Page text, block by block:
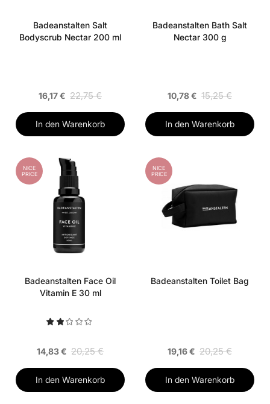
Badeanstalten Salt
Bodyscrub Nectar 200 ml
16,17 € 22,75 €
In den Warenkorb
Badeanstalten Bath Salt
Nectar 300 g
10,78 € 15,25 €
In den Warenkorb
NICE
PRICE
Badeanstalten Face Oil
Vitamin E 30 ml
14,83 € 20,25 €
In den Warenkorb
NICE
PRICE
Badeanstalten Toilet Bag
19,16 € 20,25 €
In den Warenkorb